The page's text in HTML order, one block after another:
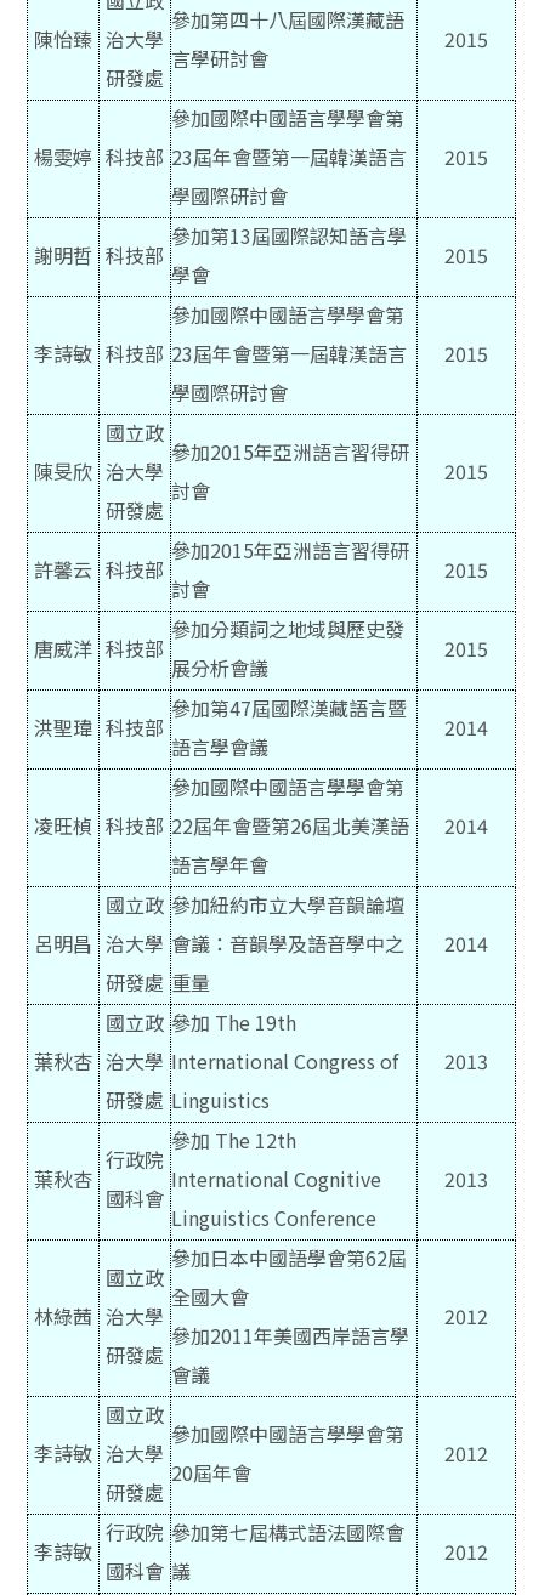
陳怡臻 治大學
研發處
參加第四十八屆國際漢藏語
言學研討會
2015
楊雯婷 科技部
參加國際中國語言學學會第
23屆年會暨第一屆韓漢語言
學國際研討會
2015
謝明哲 科技部
參加第13屆國際認知語言學
學會
2015
李詩敏 科技部
參加國際中國語言學學會第
23屆年會暨第一屆韓漢語言
學國際研討會
2015
陳旻欣
國立政
治大學
研發處
參加2015年亞洲語言習得研
討會
2015
許馨云 科技部
參加2015年亞洲語言習得研
討會
2015
唐威洋 科技部
參加分類詞之地域與歷史發
展分析會議
2015
洪聖瑋 科技部
參加第47屆國際漢藏語言暨
語言學會議
2014
凌旺楨 科技部
參加國際中國語言學學會第
22屆年會暨第26屆北美漢語
語言學年會
2014
呂明昌
國立政
治大學
研發處
參加紐約市立大學音韻論壇
會議：音韻學及語音學中之
重量
2014
葉秋杏
國立政
治大學
研發處
參加 The 19th
International Congress of
Linguistics
2013
葉秋杏
行政院
國科會
參加 The 12th
International Cognitive
Linguistics Conference
2013
林綠茜
國立政
治大學
研發處
參加日本中國語學會第62屆
全國大會
參加2011年美國西岸語言學
會議
2012
李詩敏
國立政
治大學
研發處
參加國際中國語言學學會第
20屆年會
2012
李詩敏
行政院
國科會
參加第七屆構式語法國際會
議
2012